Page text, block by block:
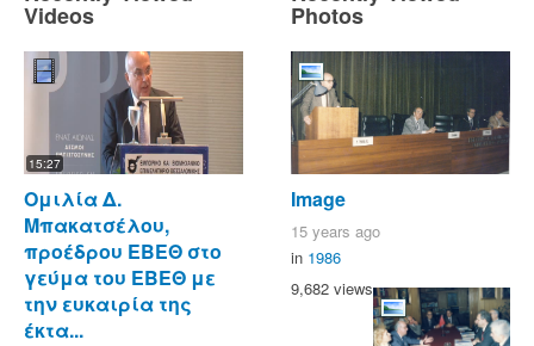
Videos
15:27
Ομιλία Δ.
Μπακατσέλου,
προέδρου ΕΒΕΘ στο
γεύμα του ΕΒΕΘ με
την ευκαιρία της
έκτα...
Photos
Image
15 years ago
in 1986
9,682 views